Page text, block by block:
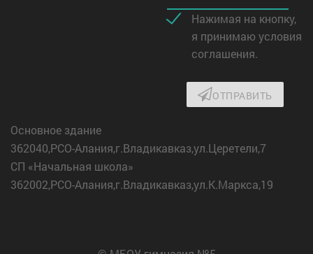
Нажимая на кнопку,
я принимаю условия
соглашения.
ОТПРАВИТЬ
Основное здание
362040,РСО-Алания,г.Владикавказ,ул.Церетели,7
СП «Начальная школа»
362002,РСО-Алания,г.Владикавказ,ул.К.Маркса,19